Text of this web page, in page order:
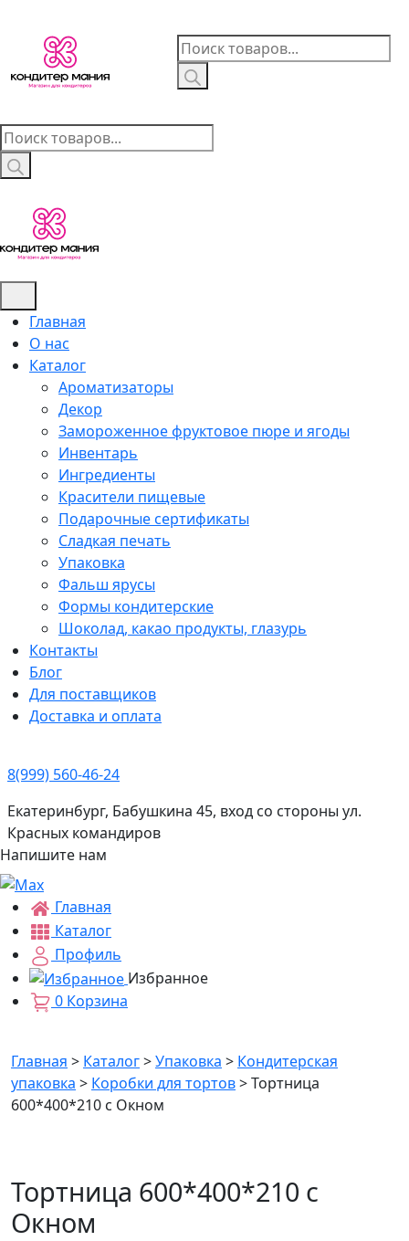
content
Поиск
товаров
Поиск
товаров
Главная
О нас
Каталог
Ароматизаторы
Декор
Замороженное фруктовое пюре и ягоды
Инвентарь
Ингредиенты
Красители пищевые
Подарочные сертификаты
Сладкая печать
Упаковка
Фальш ярусы
Формы кондитерские
Шоколад, какао продукты, глазурь
Контакты
Блог
Для поставщиков
Доставка и оплата
8(999) 560-46-24
Екатеринбург, Бабушкина 45, вход со стороны ул.
Красных командиров
Напишите нам
Главная
Каталог
Профиль
Избранное
0 Корзина
Главная > Каталог>Упаковка > Кондитерская
упаковка > Коробки для тортов>Тортница
600*400*210 с Окном
Тортница 600*400*210 с
Окном